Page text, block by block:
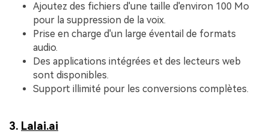
Ajoutez des fichiers d'une taille d'environ 100 Mo
pour la suppression de la voix.
Prise en charge d'un large éventail de formats
audio.
Des applications intégrées et des lecteurs web
sont disponibles.
Support illimité pour les conversions complètes.
3. Lalai.ai